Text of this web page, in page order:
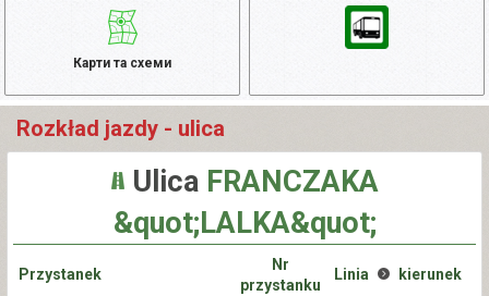
Карти та схеми
Rozkład jazdy - ulica
Ulica FRANCZAKA
&quot;LALKA&quot;
Przystanek
Nr
przystanku
Linia kierunek